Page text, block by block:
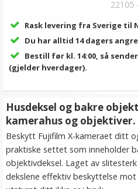
22105 -
Rask levering fra Sverige til
Du har alltid 14 dagers
Bestill før kl. 14:00, så
(gjelder hverdager).
Husdeksel og bakre
kamerahus og objektiver.
Beskytt Fujifilm X-kameraet ditt
praktiske settet som inneholder
objektivdeksel. Laget av
dekslene effektiv beskyttelse